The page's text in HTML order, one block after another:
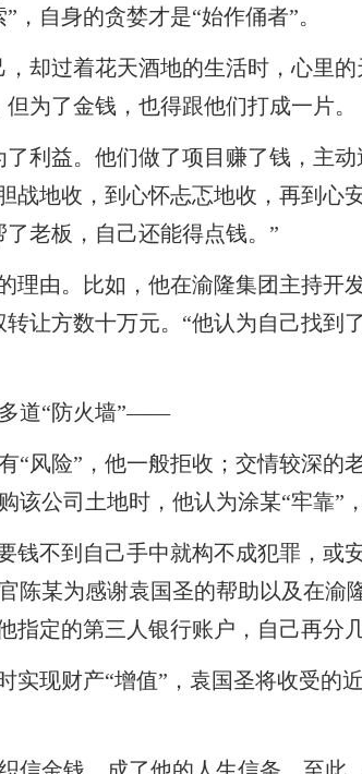
自身的贪婪才是“始作俑者”。
却过着花天酒地的生活时，心里
为了金钱，也得跟他们打成一片。
利益。他们做了项目赚了钱，主
战地收，到心怀忐忑地收，再到
老板，自己还能得点钱。”
理由。比如，他在渝隆集团主持开
让方数十万元。“他认为自己找到
多道“防火墙”——
风险”，他一般拒收；交情较深的
公司土地时，他认为涂某“牢靠”
钱不到自己手中就构不成犯罪，或
陈某为感谢袁国圣的帮助以及在渝
定的第三人银行账户，自己再分
实现财产“增值”，袁国圣将收受的